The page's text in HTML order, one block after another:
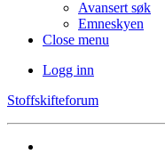
Avansert søk
Emneskyen
Close menu
Logg inn
Stoffskifteforum